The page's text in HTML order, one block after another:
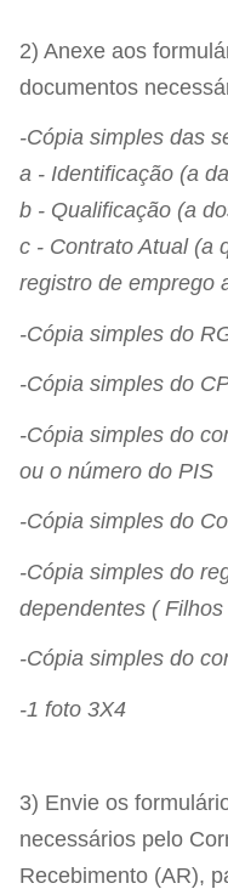
2) Anexe aos
documentos
-Cópia simples das
a - Identificação (a
b - Qualificação (a
c - Contrato Atual (a
registro de emprego
-Cópia simples do
-Cópia simples do
-Cópia simples do
ou o número do PIS
-Cópia simples do
-Cópia simples do
dependentes (
-Cópia simples do
-1 foto 3X4
3) Envie os
necessários pelo
Recebimento (AR),